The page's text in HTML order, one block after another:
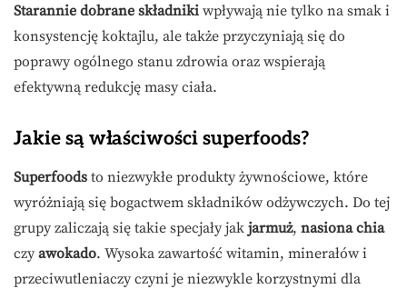
Starannie dobrane składniki wpływają nie tylko na smak i
konsystencję koktajlu, ale także przyczyniają się do
poprawy ogólnego stanu zdrowia oraz wspierają
efektywną redukcję masy ciała.
Jakie są właściwości superfoods?
Superfoods to niezwykłe produkty żywnościowe, które
wyróżniają się bogactwem składników odżywczych. Do tej
grupy zaliczają się takie specjały jak jarmuż, nasiona chia
czy awokado. Wysoka zawartość witamin, minerałów i
przeciwutleniaczy czyni je niezwykle korzystnymi dla